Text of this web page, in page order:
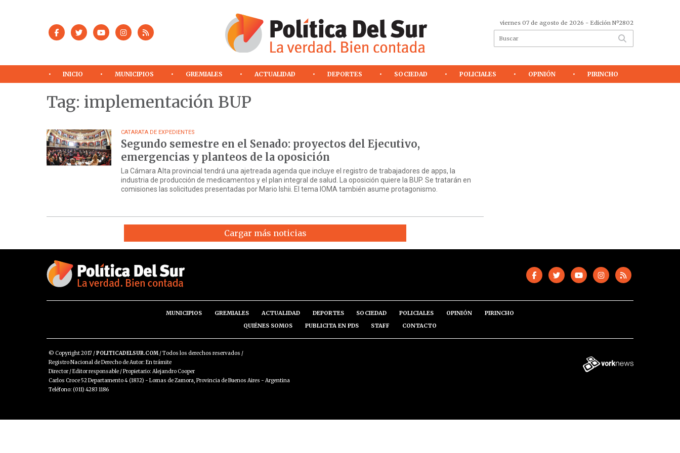
viernes 07 de agosto de 2026 - Edición Nº2802
INICIO MUNICIPIOS GREMIALES ACTUALIDAD DEPORTES SOCIEDAD POLICIALES OPINIÓN PIRINCHO
Tag: implementación BUP
CATARATA DE EXPEDIENTES
Segundo semestre en el Senado: proyectos del Ejecutivo,
emergencias y planteos de la oposición
La Cámara Alta provincial tendrá una ajetreada agenda que incluye el registro de trabajadores de apps, la
industria de producción de medicamentos y el plan integral de salud. La oposición quiere la BUP. Se tratarán en
comisiones las solicitudes presentadas por Mario Ishii. El tema IOMA también asume protagonismo.
Cargar más noticias
MUNICIPIOS GREMIALES ACTUALIDAD DEPORTES SOCIEDAD POLICIALES OPINIÓN
PIRINCHO
QUIÉNES SOMOS
PUBLICITA EN PDS STAFF CONTACTO
© Copyright 2017 /POLITICADELSUR.COM / Todos los derechos reservados /
Registro Nacional de Derecho de Autor: En trámite
Director / Editor responsable / Propietario: Alejandro Cooper
Carlos Croce 52 Departamento 4 (1832) - Lomas de Zamora, Provincia de Buenos Aires - Argentina
Teléfono: (011) 4283 1186